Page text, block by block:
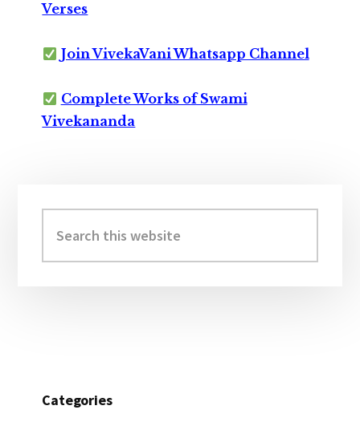
Verses
Join VivekaVani Whatsapp Channel
Complete Works of Swami
Vivekananda
Sidebar
this
website
Categories